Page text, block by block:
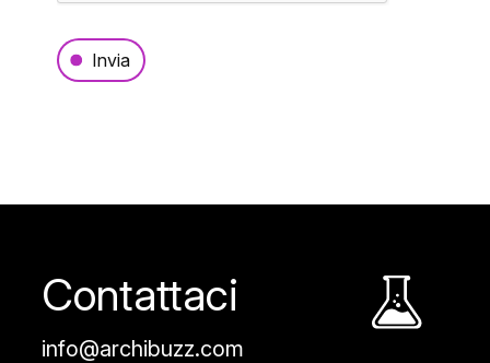
Invia
Contattaci
info@archibuzz.com